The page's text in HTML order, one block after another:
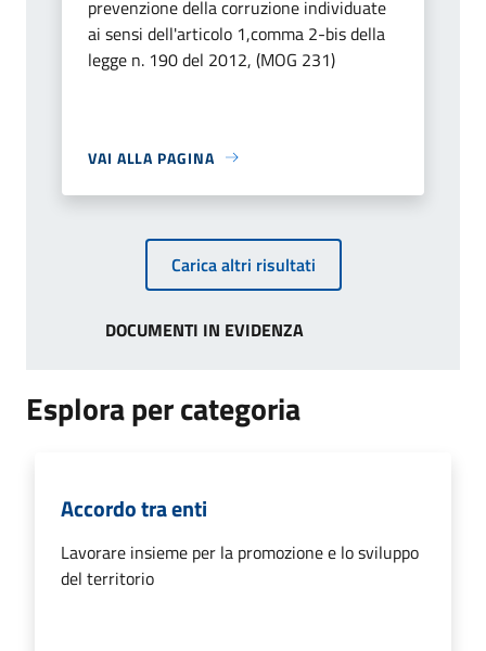
prevenzione della corruzione individuate
ai sensi dell'articolo 1,comma 2-bis della
legge n. 190 del 2012, (MOG 231)
VAI ALLA PAGINA
Carica altri risultati
DOCUMENTI IN EVIDENZA
Esplora per categoria
Accordo tra enti
Lavorare insieme per la promozione e lo sviluppo
del territorio